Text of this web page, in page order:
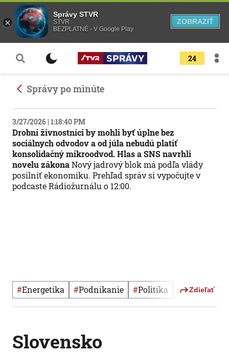
24
Správy po minúte
3/27/2026 | 1:18:40 PM
Drobní živnostníci by mohli byť úplne bez
sociálnych odvodov a od júla nebudú platiť
konsolidačný mikroodvod. Hlas a SNS navrhli
novelu zákonaNový jadrový blok má podľa vlády
posilniť ekonomiku. Prehľad správ si vypočujte v
podcaste Rádiožurnálu o 12:00.
# Energetika # Podnikanie # Politika # Zdieľať
Slovensko
Správy STVR
STVR
BEZPLATNÉ - V Google Play
ZOBRAZIŤ